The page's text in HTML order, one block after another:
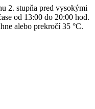
2. stupňa pred vysokými
od 13:00 do 20:00 hod.
alebo prekročí 35 °C.